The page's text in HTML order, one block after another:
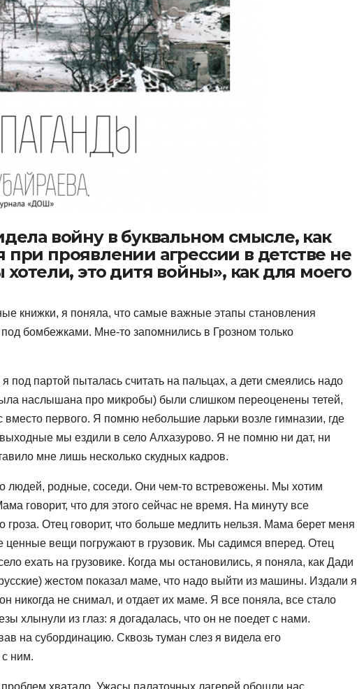
войну в буквальном смысле, как
проявлении агрессии в детстве не
хотели, это дитя войны», как для моего
книжки, я поняла, что самые важные этапы становления
бомбежками. Мне-то запомнились в Грозном только
под партой пыталась считать на пальцах, а дети смеялись надо
наслышана про микробы) были слишком переоценены тетей,
вместо первого. Я помню небольшие ларьки возле гимназии, где
мы ездили в село Алхазурово. Я не помню ни дат, ни
мне лишь несколько скудных кадров.
людей, родные, соседи. Они чем-то встревожены. Мы хотим
говорит, что для этого сейчас не время. На минуту все
гроза. Отец говорит, что больше медлить нельзя. Мама берет меня
ценные вещи погружают в грузовик. Мы садимся вперед. Отец
ехать на грузовике. Когда мы остановились, я поняла, как Дади
жестом показал маме, что надо выйти из машины. Издали я
никогда не снимал, и отдает их маме. Я все поняла, все стало
хлынули из глаз: я догадалась, что он не поедет с нами.
на субординацию. Сквозь туман слез я видела его
ним.
хватало. Ужасы палаточных лагерей обошли нас